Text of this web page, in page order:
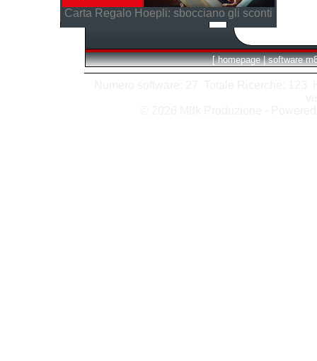
Carta Regalo Hoepli: sbocciano gli sconti
[ homepage | software